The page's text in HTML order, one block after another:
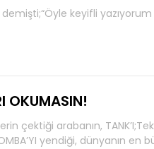
demişti;“Öyle keyifli
OKUMASIN!
çektiği arabanın,
yendiği, dünyanın en